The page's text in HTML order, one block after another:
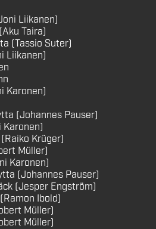
Liikanen)
Taira)
(Tassio Suter)
Liikanen)
Karonen)
(Johannes Pauser)
Karonen)
Krüger)
Müller)
Karonen)
(Johannes Pauser)
(Jesper Engström)
Ibold)
Müller)
Müller)